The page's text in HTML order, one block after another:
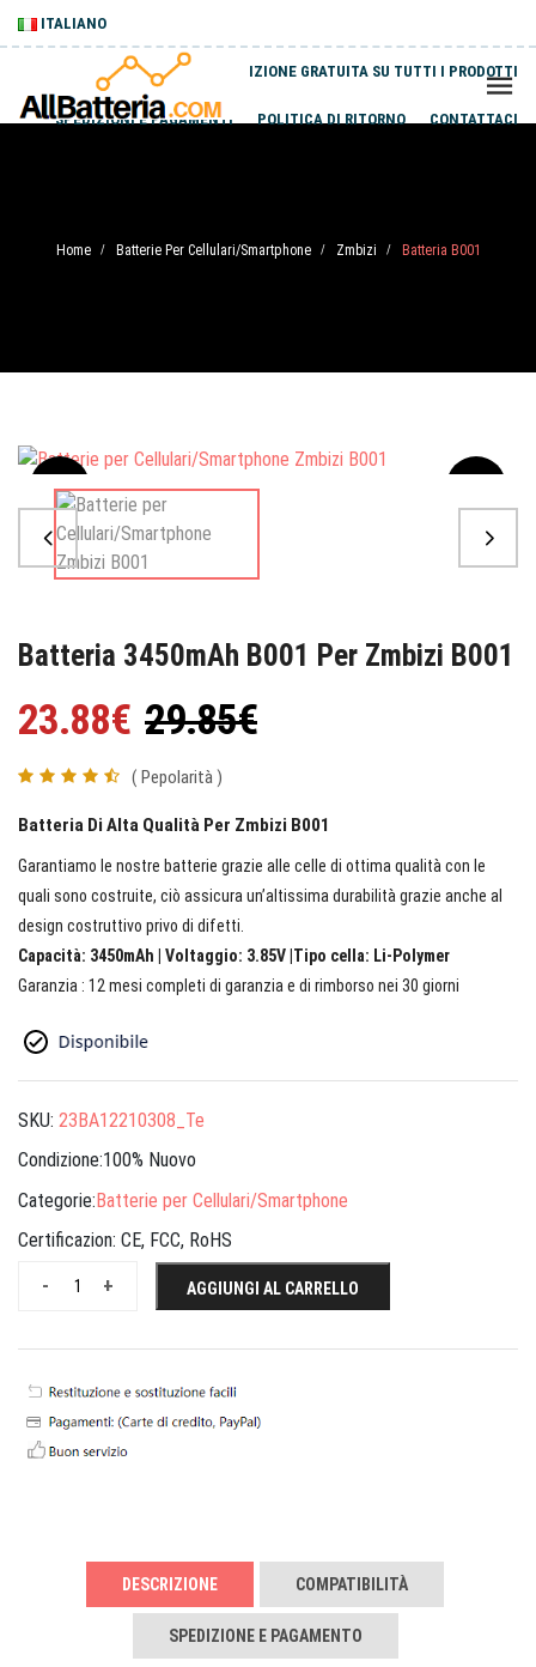
ITALIANO
SPEDIZIONE GRATUITA SU TUTTI I PRODOTTI
SPEDIZIONI E PAGAMENTI POLITICA DI RITORNO CONTATTACI
Home / Batterie Per Cellulari/Smartphone / Zmbizi / Batteria B001
Sale
Batteria 3450mAh B001 Per Zmbizi B001
23.88€ 29.85€
( Pepolarità )
Batteria Di Alta Qualità Per Zmbizi B001
Garantiamo le nostre batterie grazie alle celle di ottima qualità con le
quali sono costruite, ciò assicura un’altissima durabilità grazie anche al
design costruttivo privo di difetti.
Capacità: 3450mAh | Voltaggio: 3.85V |Tipo cella: Li-Polymer
Garanzia : 12 mesi completi di garanzia e di rimborso nei 30 giorni
SKU: 23BA12210308_Te
Condizione:100% Nuovo
Categorie:Batterie per Cellulari/Smartphone
Certificazion: CE, FCC, RoHS
+
- AGGIUNGI AL CARRELLO
DESCRIZIONE COMPATIBILITÀ
SPEDIZIONE E PAGAMENTO